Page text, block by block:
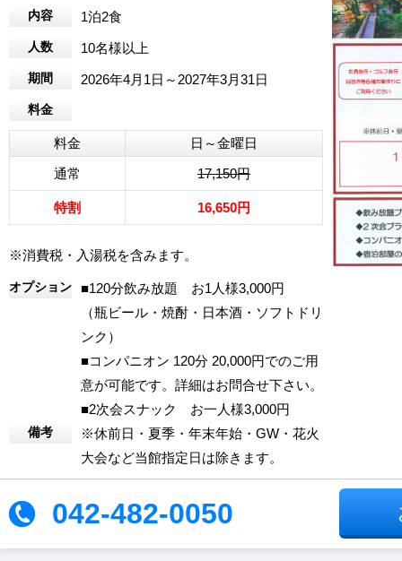
内容 1泊2食
人数 10名様以上
期間 2026年4月1日～2027年3月31日
料金
料金
日～金曜日
通常
17,150円
特割 16,650円
※消費税・入湯税を含みます。
オプション
■120分飲み放題 お1人様3,000円
（瓶ビール・焼酎・日本酒・ソフトドリ
ンク）
■コンパニオン 120分 20,000円でのご用
意が可能です。詳細はお問合せ下さい。
■2次会スナック お一人様3,000円
備考
※休前日・夏季・年末年始・GW・花火
大会など当館指定日は除きます。
042-482-0050